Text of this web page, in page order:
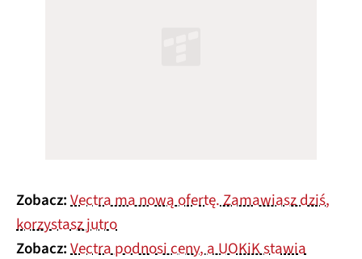
Zobacz:Vectra ma nową ofertę. Zamawiasz dziś,
korzystasz jutro
Zobacz:Vectra podnosi ceny, a UOKiK stawia